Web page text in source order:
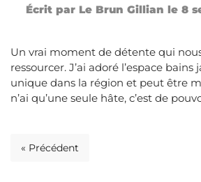
Écrit par Le Brun Gillian le 8
Un vrai moment de détente qui
ressourcer. J’ai adoré l’espace
unique dans la région et peut être
n’ai qu’une seule hâte, c’est de
« Précédent